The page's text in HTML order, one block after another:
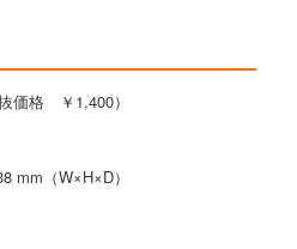
価格 ￥1,400）
（W×H×D）